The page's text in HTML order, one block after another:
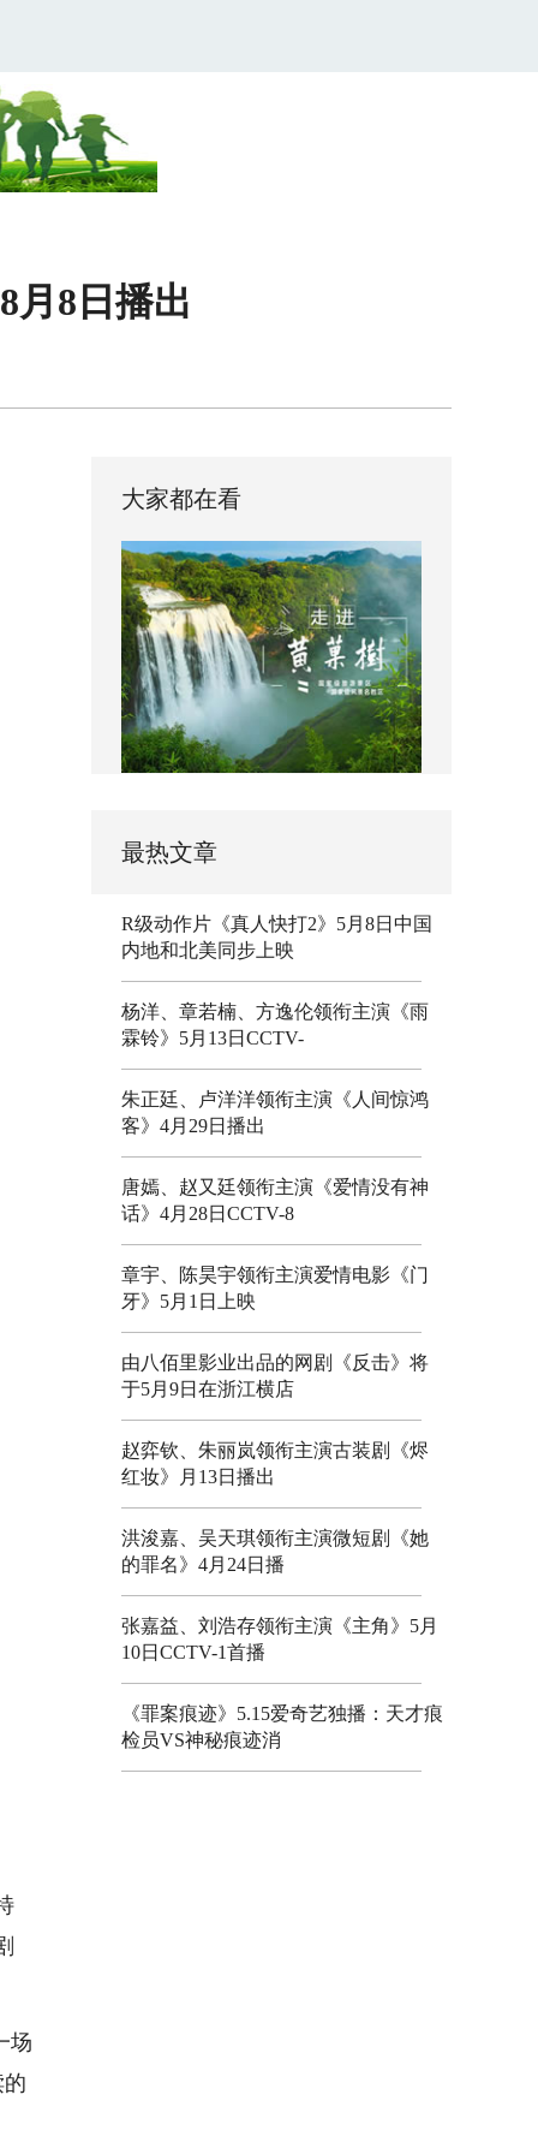
月8日播出
场
大家都在看
最热文章
R级动作片《真人快打2》5月8日中国
内地和北美同步上映
杨洋、章若楠、方逸伦领衔主演《雨
霖铃》5月13日CCTV-
朱正廷、卢洋洋领衔主演《人间惊鸿
客》4月29日播出
唐嫣、赵又廷领衔主演《爱情没有神
话》4月28日CCTV-8
章宇、陈昊宇领衔主演爱情电影《门
牙》5月1日上映
由八佰里影业出品的网剧《反击》将
于5月9日在浙江横店
赵弈钦、朱丽岚领衔主演古装剧《烬
红妆》月13日播出
洪浚嘉、吴天琪领衔主演微短剧《她
的罪名》4月24日播
张嘉益、刘浩存领衔主演《主角》5月
10日CCTV-1首播
《罪案痕迹》5.15爱奇艺独播：天才痕
检员VS神秘痕迹消